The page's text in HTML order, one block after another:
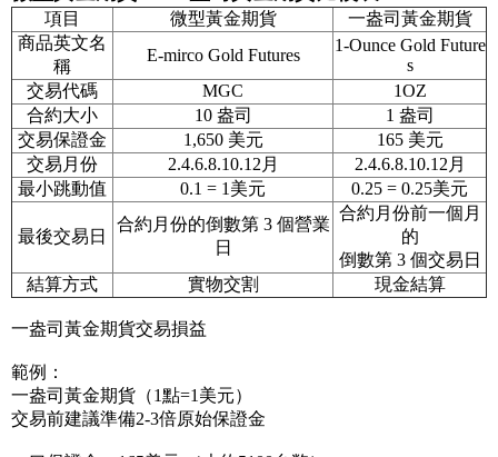
項目 微型黃金期貨
一盎司黃金期貨
商品英文名
稱
E-mirco Gold Futures
1-Ounce Gold Future
s
交易代碼
MGC
1OZ
合約大小
10 盎司
1 盎司
交易保證金
1,650 美元
165 美元
交易月份
2.4.6.8.10.12月
2.4.6.8.10.12月
最小跳動值
0.1 = 1美元 0.25 = 0.25美元
最後交易日
合約月份的倒數第 3 個營業
日
合約月份前一個月
的
倒數第 3 個交易日
結算方式
實物交割 現金結算
一盎司黃金期貨交易損益
範例：
一盎司黃金期貨（1點=1美元）
交易前建議準備2-3倍原始保證金